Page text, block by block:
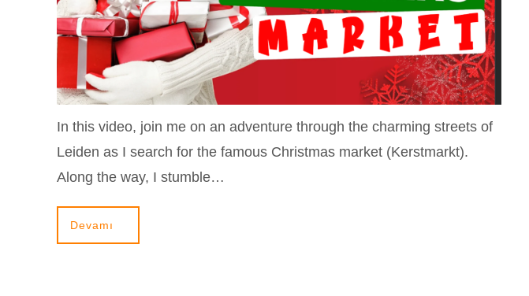
In this video, join me on an adventure through the charming streets of
Leiden as I search for the famous Christmas market (Kerstmarkt).
Along the way, I stumble…
Devamı